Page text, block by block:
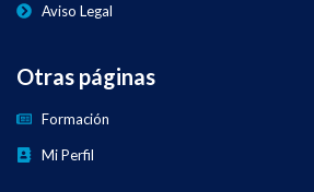
Aviso Legal
Otras páginas
Formación
Mi Perfil